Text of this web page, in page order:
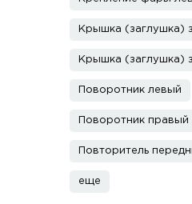
Поворотник левый
Поворотник правый
Повторитель
еще